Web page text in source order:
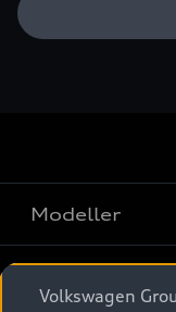
Modeller
Volkswagen